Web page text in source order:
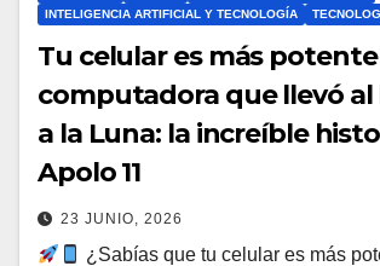
INTELIGENCIA ARTIFICIAL Y TECNOLOGÍA
Tu celular es más
computadora que llevó
a la Luna: la increíble
Apolo 11
23 JUNIO, 2026
¿Sabías que tu celular es más